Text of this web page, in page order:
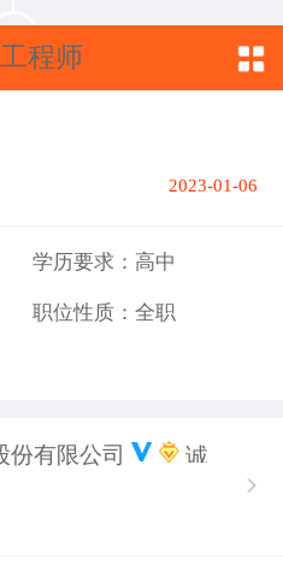
程师
2023-01-06
学历要求：高中
职位性质：全职
份有限公司